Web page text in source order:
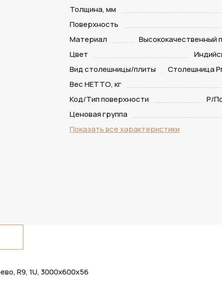
Толщина, мм
Поверхность
Материал
Высококачественный
Цвет
Вид столешницы/плиты
Столешница
Вес НЕТТО, кг
Код/Тип поверхности
P/
Ценовая группа
Показать все характеристики
R9, 1U, 3000х600х56